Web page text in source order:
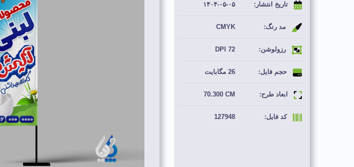
تاریخ انتشار: ۱۴۰۴-۰۵-۰۵
مد رنگ: CMYK
رزولوشن: 72 DPI
حجم فایل: 26 مگابایت
ابعاد طرح: 70.300 CM
کد فایل: 127948